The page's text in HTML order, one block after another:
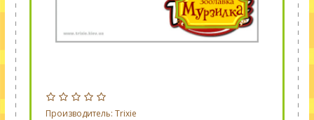
Производитель: Trixie